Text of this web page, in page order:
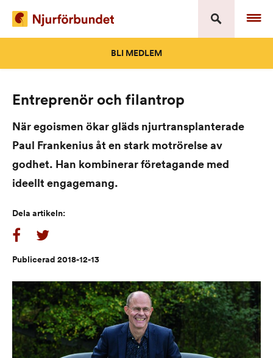
content
BLI MEDLEM
Entreprenör och filantrop
När egoismen ökar gläds njurtransplanterade
Paul Frankenius åt en stark motrörelse av
godhet. Han kombinerar företagande med
ideellt engagemang.
Dela artikeln:
Publicerad 2018-12-13